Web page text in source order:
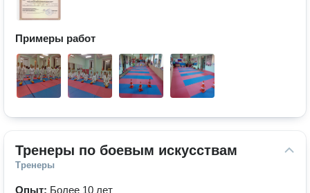
Примеры работ
Тренеры по боевым искусствам
Тренеры
Опыт: Более 10 лет